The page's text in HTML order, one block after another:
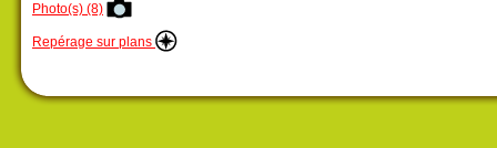
Photo(s) (8)
Repérage sur plans